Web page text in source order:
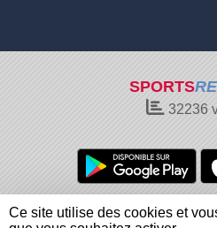
SPORTS
32236
Charte cookies
Ce site utilise des cookies et